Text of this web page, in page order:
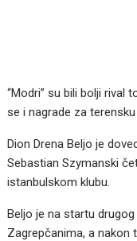
“Modri” su bili bolji rival
se i nagrade za
Dion Drena Beljo je
Sebastian Szymanski
istanbulskom klubu.
Beljo je na startu
Zagrepčanima, a nakon